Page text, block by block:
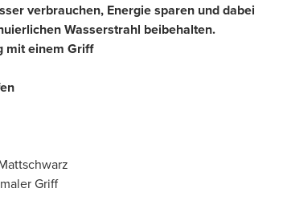
verbrauchen, Energie sparen und dabei
Wasserstrahl beibehalten.
mit einem Griff
Griff